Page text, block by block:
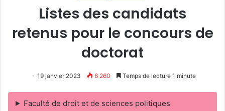
Listes des candidats
retenus pour le concours de
doctorat
19 janvier 2023 6 260 Temps de lecture 1 minute
Faculté de droit et de sciences politiques